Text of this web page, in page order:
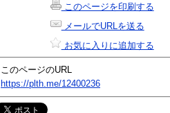
このページを印刷する
メールでURLを送る
お気に入りに追加する
このページのURL
https://plth.me/12400236